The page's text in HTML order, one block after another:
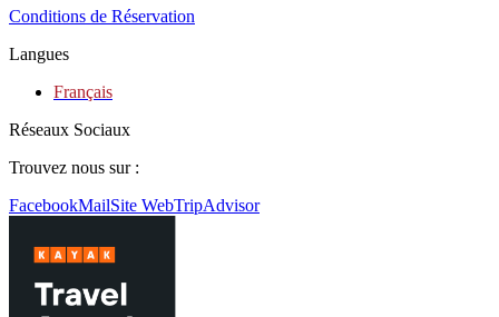
Conditions de Réservation
Langues
Français
Réseaux Sociaux
Trouvez nous sur :
FacebookMailSite WebTripAdvisor